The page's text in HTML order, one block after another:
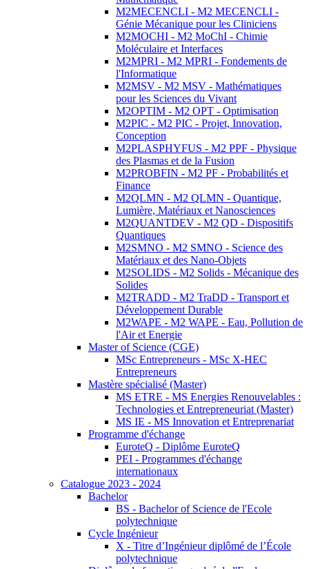
M2MECENCLI - M2 MECENCLI -
Génie Mécanique pour les Cliniciens
M2MOCHI - M2 MoChI - Chimie
Moléculaire et Interfaces
M2MPRI - M2 MPRI - Fondements de
l'Informatique
M2MSV - M2 MSV - Mathématiques
pour les Sciences du Vivant
M2OPTIM - M2 OPT - Optimisation
M2PIC - M2 PIC - Projet, Innovation,
Conception
M2PLASPHYFUS - M2 PPF - Physique
des Plasmas et de la Fusion
M2PROBFIN - M2 PF - Probabilités et
Finance
M2QLMN - M2 QLMN - Quantique,
Lumière, Matériaux et Nanosciences
M2QUANTDEV - M2 QD - Dispositifs
Quantiques
M2SMNO - M2 SMNO - Science des
Matériaux et des Nano-Objets
M2SOLIDS - M2 Solids - Mécanique des
Solides
M2TRADD - M2 TraDD - Transport et
Développement Durable
M2WAPE - M2 WAPE - Eau, Pollution de
l'Air et Energie
Master of Science (CGE)
MSc Entrepreneurs - MSc X-HEC
Entrepreneurs
Mastère spécialisé (Master)
MS ETRE - MS Energies Renouvelables :
Technologies et Entrepreneuriat (Master)
MS IE - MS Innovation et Entreprenariat
Programme d'échange
EuroteQ - Diplôme EuroteQ
PEI - Programmes d'échange
internationaux
Catalogue 2023 - 2024
Bachelor
BS - Bachelor of Science de l'Ecole
polytechnique
Cycle Ingénieur
X - Titre d’Ingénieur diplômé de l’École
polytechnique